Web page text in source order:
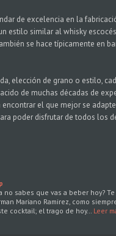
de excelencia en la
estilo similar al whisky
se hace típicamente en
elección de grano o estilo,
de muchas décadas de
el que mejor se
poder disfrutar de todos los
no sabes que vas a beber hoy?
Mariano Ramirez, como
cocktail; el trago de hoy…
Leer